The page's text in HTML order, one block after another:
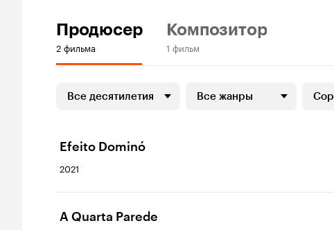
Продюсер
2 фильма
Композитор
1 фильм
Все десятилетия Все жанры
Efeito Dominó
2021
A Quarta Parede